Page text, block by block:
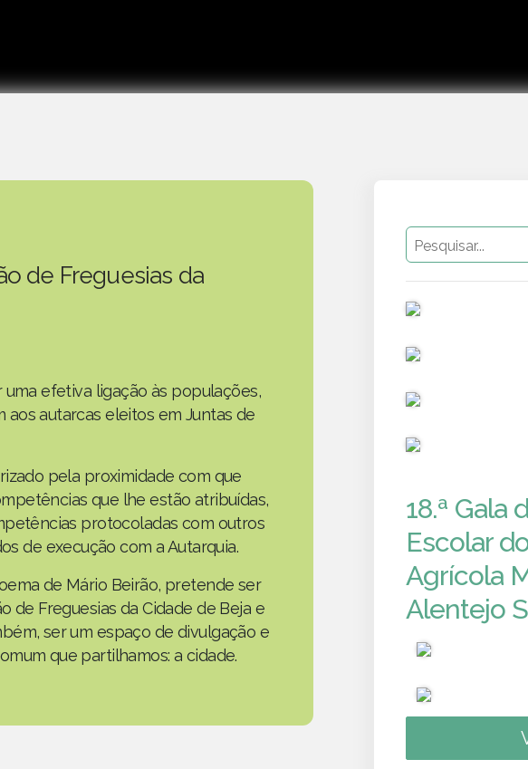
de Freguesias da
efetiva ligação às populações,
autarcas eleitos em Juntas de
pela proximidade com que
que lhe estão atribuídas,
protocoladas com outros
de execução com a Autarquia.
de Mário Beirão, pretende ser
de Freguesias da Cidade de Beja e
ser um espaço de divulgação e
que partilhamos: a cidade.
18.ª Gala
Escolar
Agrícola
Alentejo